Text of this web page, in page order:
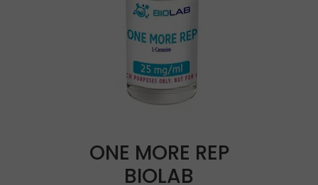
ONE MORE REP
BIOLAB